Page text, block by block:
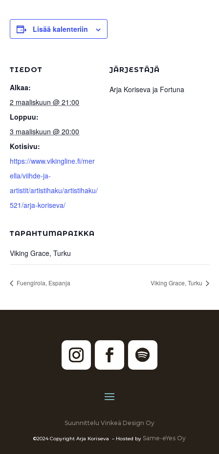
Lisää kalenteriin
TIEDOT
Alkaa:
2 maaliskuun @ 21:00
Loppuu:
3 maaliskuun @ 20:00
Kotisivu:
https://www.vikingline.fi/mer
ella/viihde-ja-
artistit/artistihaku/artistihaku/
521/arja-koriseva/
JÄRJESTÄJÄ
Arja Koriseva ja Fortuna
TAPAHTUMAPAIKKA
Viking Grace, Turku
Fuengirola, Espanja Viking Grace, Turku
Suunnittelu Vinkeä Design Oy
©2024 Copyright Arja Koriseva – Hosted by Same-eYes Oy